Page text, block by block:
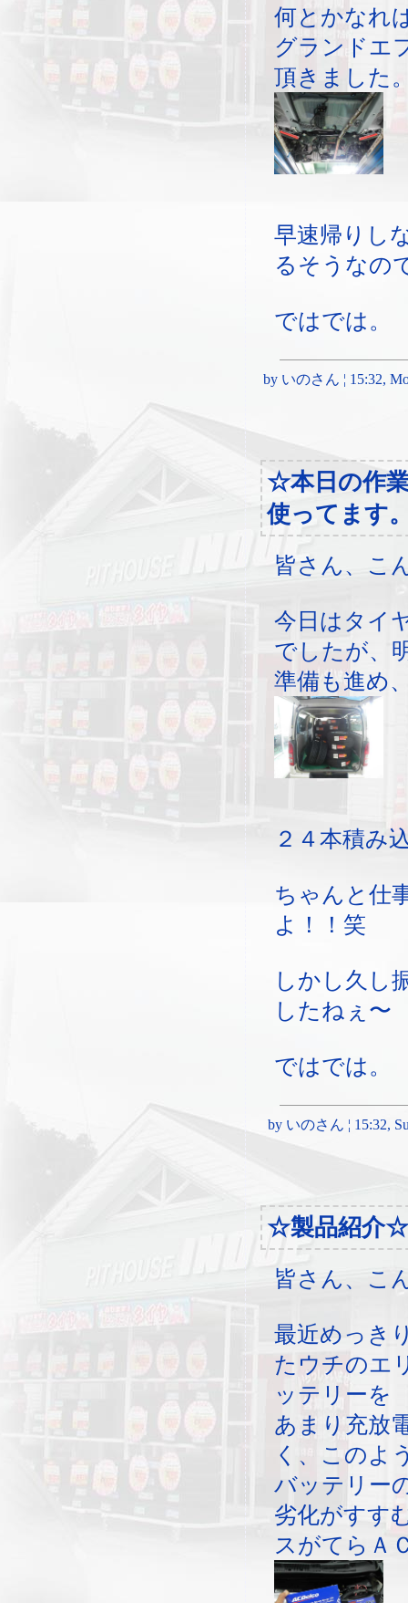
何とかなれ
グランドエ
頂きました
早速帰りし
るそうなの
ではでは。
by いのさん ¦ 15:32,
☆本日の作
使ってます
皆さん、こ
今日はタイ
でしたが、
準備も進め
２４本積み
ちゃんと仕
よ！！笑
しかし久し
したねぇ〜
ではでは。
by いのさん ¦ 15:32,
☆製品紹介
皆さん、こ
最近めっき
たウチのエ
ッテリーを
あまり充放
く、このよ
バッテリー
劣化がすす
スがてらＡ